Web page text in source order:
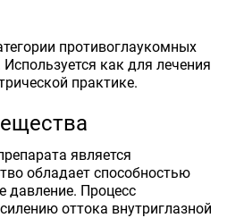
противоглаукомных
как для лечения
практике.
является
обладает способностью
давление. Процесс
оттока внутриглазной